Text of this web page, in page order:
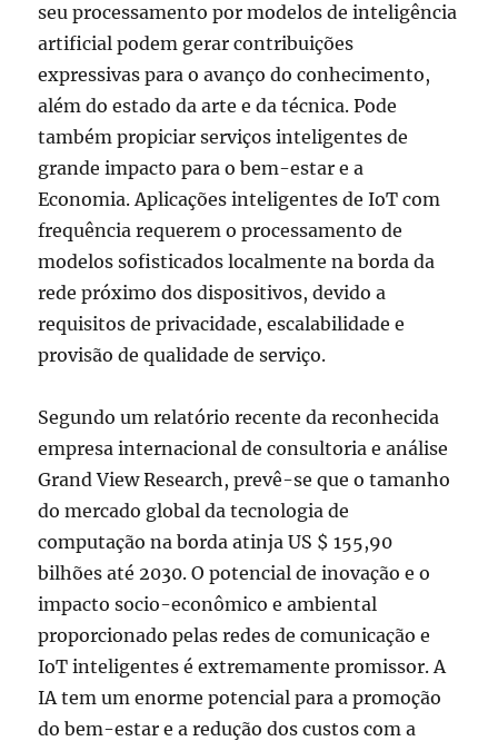
seu processamento por modelos de inteligência
artificial podem gerar contribuições
expressivas para o avanço do conhecimento,
além do estado da arte e da técnica. Pode
também propiciar serviços inteligentes de
grande impacto para o bem-estar e a
Economia. Aplicações inteligentes de IoT com
frequência requerem o processamento de
modelos sofisticados localmente na borda da
rede próximo dos dispositivos, devido a
requisitos de privacidade, escalabilidade e
provisão de qualidade de serviço.
Segundo um relatório recente da reconhecida
empresa internacional de consultoria e análise
Grand View Research, prevê-se que o tamanho
do mercado global da tecnologia de
computação na borda atinja US $ 155,90
bilhões até 2030. O potencial de inovação e o
impacto socio-econômico e ambiental
proporcionado pelas redes de comunicação e
IoT inteligentes é extremamente promissor. A
IA tem um enorme potencial para a promoção
do bem-estar e a redução dos custos com a